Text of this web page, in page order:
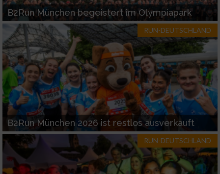
B2Run München begeistert im Olympiapark
RUN-DEUTSCHLAND
B2Run München 2026 ist restlos ausverkauft
RUN-DEUTSCHLAND